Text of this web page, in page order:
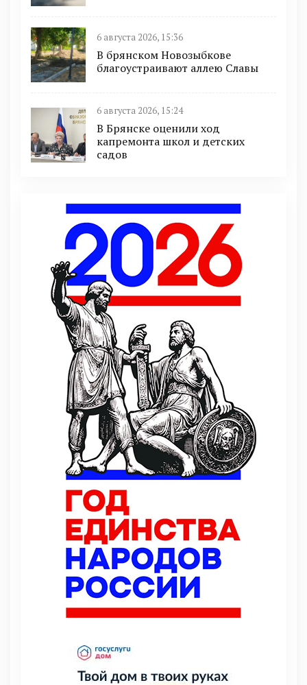
6 августа 2026, 15:36
В брянском Новозыбкове
благоустраивают аллею Славы
6 августа 2026, 15:24
В Брянске оценили ход
капремонта школ и детских
садов